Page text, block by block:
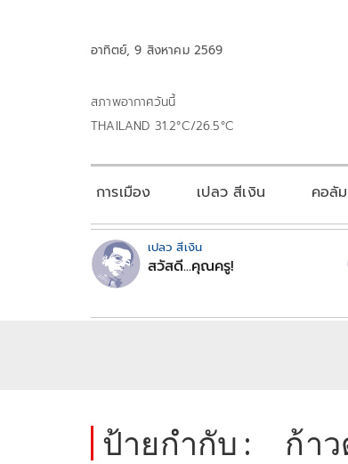
อาทิตย์, 9 สิงหาคม 2569
สภาพอากาศวันนี้
THAILAND 31.2°C/26.5°C
การเมือง เปลว สีเงิน คอลั
เปลว สีเงิน
สวัสดี...คุณครู!
ป้ายกำกับ : ก้า